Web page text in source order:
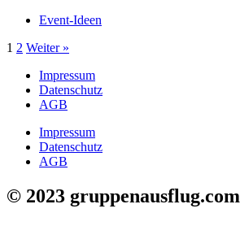
Event-Ideen
1 2 Weiter »
Impressum
Datenschutz
AGB
Impressum
Datenschutz
AGB
© 2023 gruppenausflug.com